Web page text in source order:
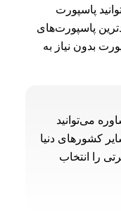
پاسپورت
پاسپورت‌های
بدون نیاز به
می‌توانید
کشورهای دنیا
را انتخاب